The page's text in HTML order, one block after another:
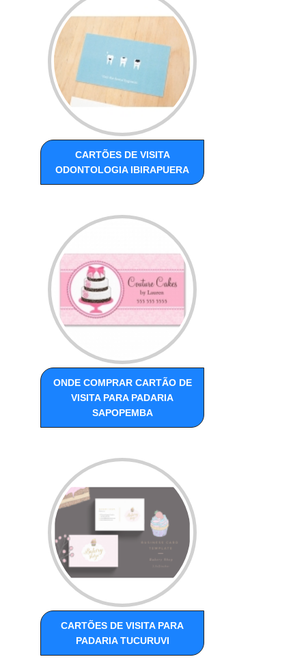
CARTÕES DE VISITA
ODONTOLOGIA IBIRAPUERA
ONDE COMPRAR CARTÃO DE
VISITA PARA PADARIA
SAPOPEMBA
CARTÕES DE VISITA PARA
PADARIA TUCURUVI